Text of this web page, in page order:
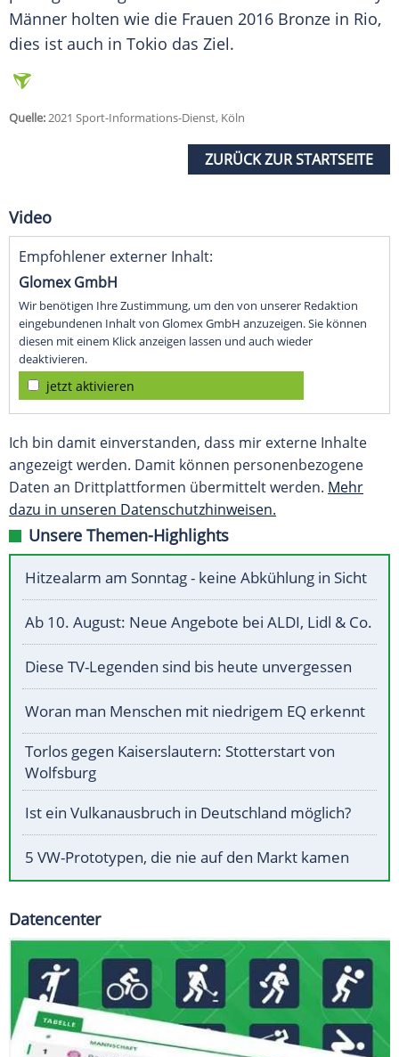
Männer holten wie die Frauen 2016 Bronze in Rio,
dies ist auch in Tokio das Ziel.
Quelle:2021 Sport-Informations-Dienst, Köln
ZURÜCK ZUR STARTSEITE
Video
Empfohlener externer Inhalt:
Glomex GmbH
Wir benötigen Ihre Zustimmung, um den von unserer Redaktion
eingebundenen Inhalt von Glomex GmbH anzuzeigen. Sie können
diesen mit einem Klick anzeigen lassen und auch wieder
deaktivieren.
jetzt aktivieren
Ich bin damit einverstanden, dass mir externe Inhalte
angezeigt werden. Damit können personenbezogene
Daten an Drittplattformen übermittelt werden. Mehr
dazu in unseren Datenschutzhinweisen.
Unsere Themen-Highlights
Hitzealarm am Sonntag - keine Abkühlung in Sicht
Ab 10. August: Neue Angebote bei ALDI, Lidl & Co.
Diese TV-Legenden sind bis heute unvergessen
Woran man Menschen mit niedrigem EQ erkennt
Torlos gegen Kaiserslautern: Stotterstart von
Wolfsburg
Ist ein Vulkanausbruch in Deutschland möglich?
5 VW-Prototypen, die nie auf den Markt kamen
Datencenter